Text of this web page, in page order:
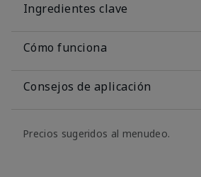
Ingredientes clave
Cómo funciona
Consejos de aplicación
Precios sugeridos al menudeo.